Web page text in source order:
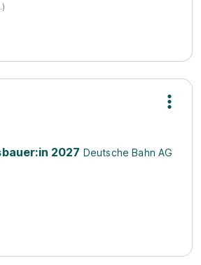
2027 Deutsche Bahn AG